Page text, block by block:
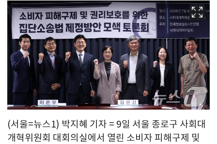
(서울=뉴스1) 박지혜 기자 = 9일 서울 종로구 사회대
개혁위원회 대회의실에서 열린 소비자 피해구제 및